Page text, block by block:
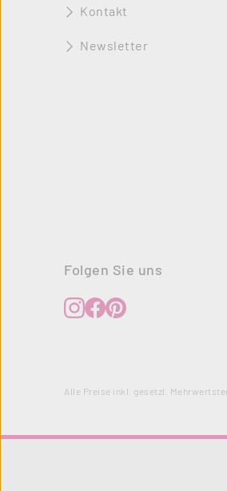
Kontakt
Newsletter
Folgen Sie uns
Alle Preise inkl. gesetzl.